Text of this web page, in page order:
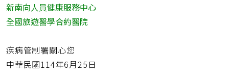
新南向人員健康服務中心
全國旅遊醫學合約醫院
疾病管制署關心您
中華民國114年6月25日